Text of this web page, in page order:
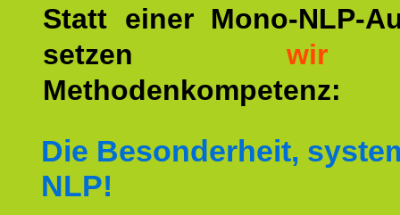
Statt einer Mono-NLP-
setzen wir
Methodenkompetenz:
Die Besonderheit,
NLP!